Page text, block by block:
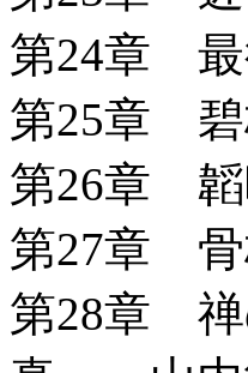
第24章
第25章
第26章
第27章
第28章 禅